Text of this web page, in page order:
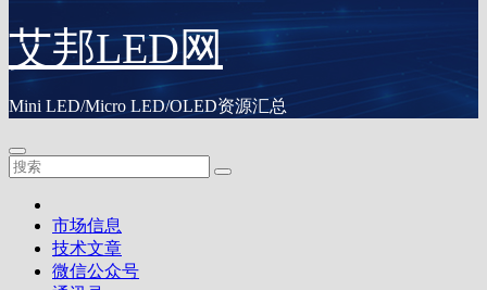
艾邦LED网
Mini LED/Micro LED/OLED资源汇总
市场信息
技术文章
微信公众号